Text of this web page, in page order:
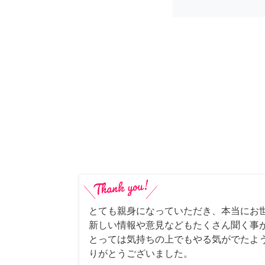
とても親身になっていただき、本当にお
新しい情報や意見などもたくさん聞く事
とっては気持ちの上でもやる気がでたよ
りがとうございました。